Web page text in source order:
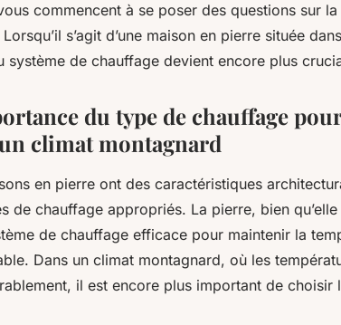
commencent à se poser des questions sur
s’agit d’une maison en pierre située
système de chauffage devient encore plus
du type de chauffage
climat montagnard
en pierre ont des caractéristiques
de chauffage appropriés. La pierre, bien
de chauffage efficace pour maintenir la
Dans un climat montagnard, où les
il est encore plus important de choisir